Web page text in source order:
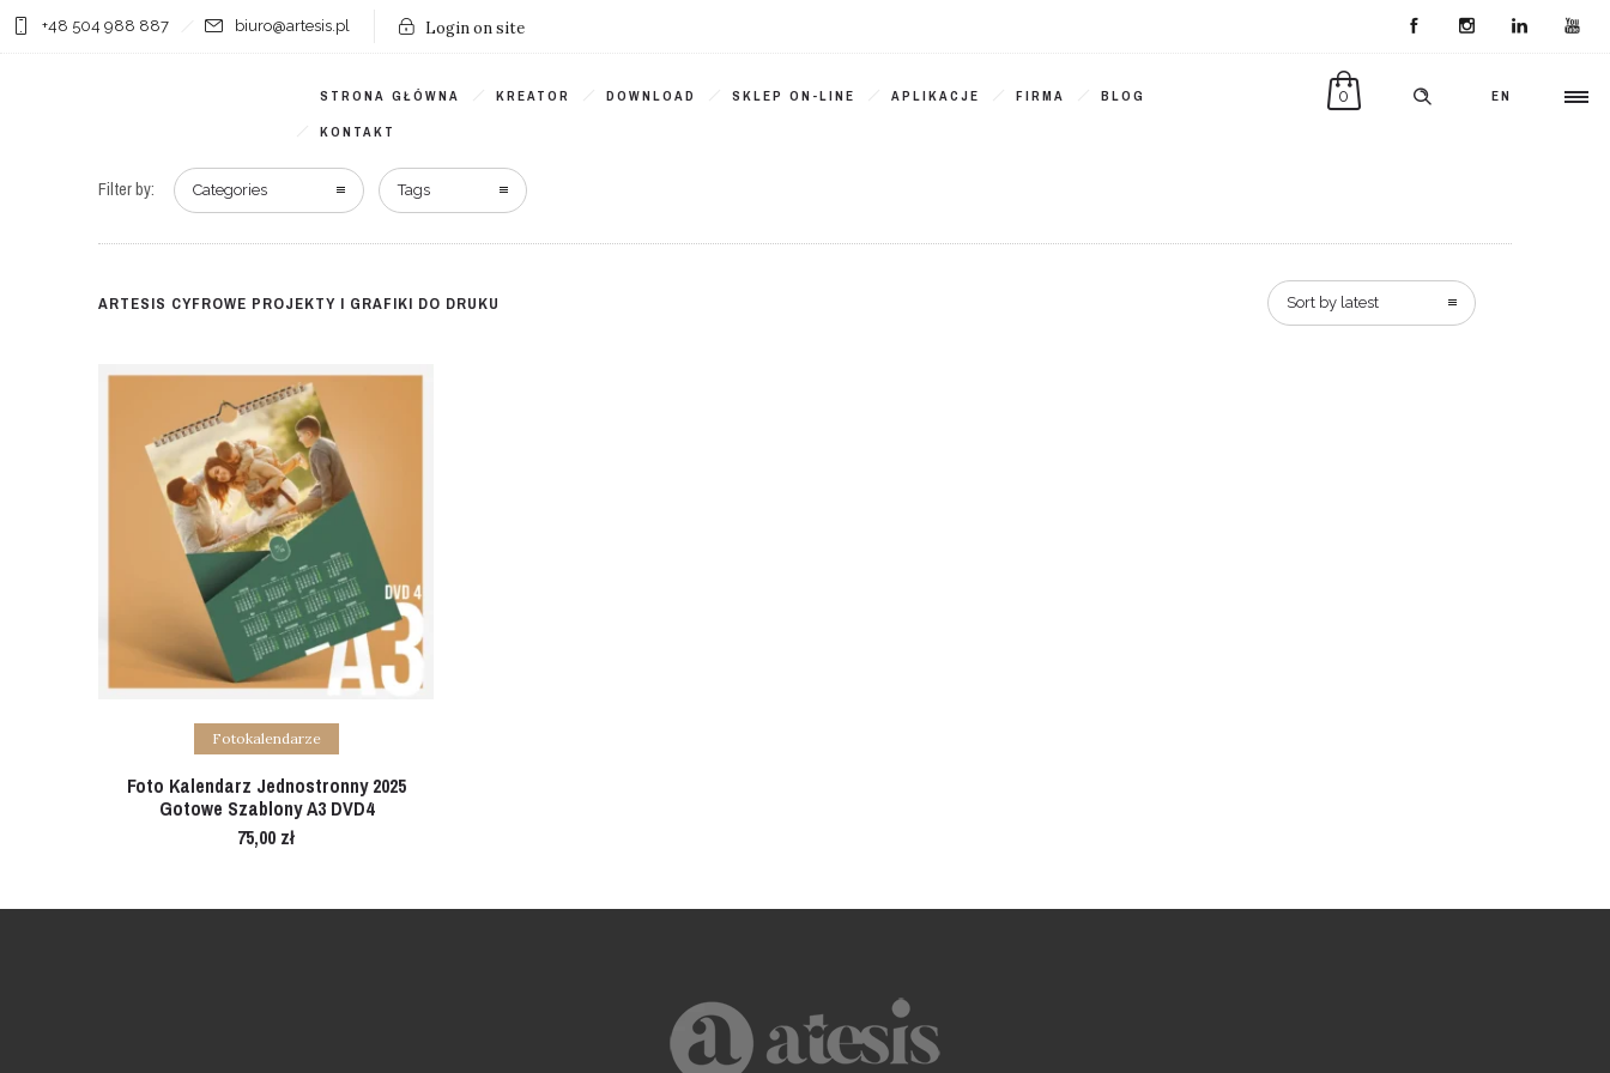
+48 504 988 887 biuro@artesis.pl Login on site
EN
0
STRONA GŁÓWNA KREATOR DOWNLOAD SKLEP ON-LINE APLIKACJE FIRMA BLOG
KONTAKT
Filter by: Categories Tags
ARTESIS CYFROWE PROJEKTY I GRAFIKI DO DRUKU Sort by latest
Add to cart
Fotokalendarze
Foto Kalendarz Jednostronny 2025
Gotowe Szablony A3 DVD4
75,00 zł